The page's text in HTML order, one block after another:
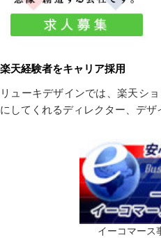
楽天経験者をキャリア採用
リューキデザインでは、楽天シ
にしてくれるディレクター、デ
イーコマース